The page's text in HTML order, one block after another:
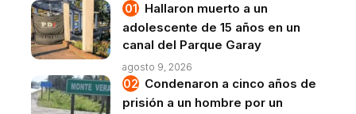
Hallaron muerto a un
adolescente de 15 años en un
canal del Parque Garay
agosto 9, 2026
Condenaron a cinco años de
prisión a un hombre por un